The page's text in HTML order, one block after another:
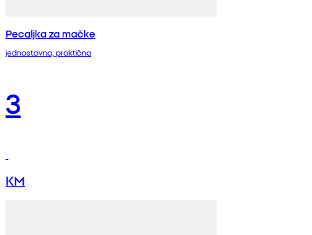
Pecaljka za mačke
jednostavna, praktična
3
KM